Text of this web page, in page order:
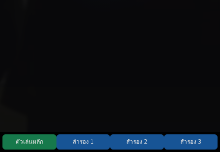
ตัวเล่นหลัก สำรอง 1 สำรอง 2 สำรอง 3